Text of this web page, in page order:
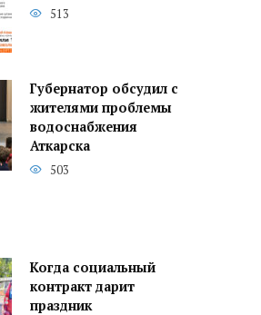
513
Губернатор обсудил с
жителями проблемы
водоснабжения
Аткарска
503
Когда социальный
контракт дарит
праздник